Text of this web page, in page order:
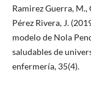
Ramirez Guerra,
Pérez Rivera, J.
modelo de Nola
saludables de
enfermería, 35(4).